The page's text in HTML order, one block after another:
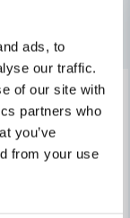
ads, to
our traffic.
of our site with
partners who
you’ve
from your use